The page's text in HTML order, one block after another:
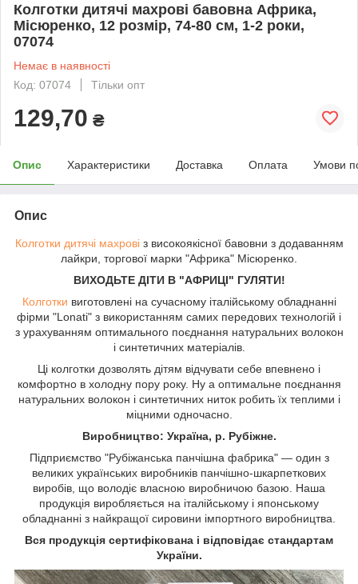
Колготки дитячі махрові бавовна Африка,
Місюренко, 12 розмір, 74-80 см, 1-2 роки,
07074
Немає в наявності
Код: 07074
Тільки опт
129,70 ₴
Опис Характеристики Доставка Оплата Умови
Опис
Колготки дитячі махровіз високоякісної бавовни з додаванням
лайкри, торгової марки "Африка" Місюренко.
ВИХОДЬТЕ ДІТИ В "АФРИЦІ" ГУЛЯТИ!
Колготки виготовлені на сучасному італійському обладнанні
фірми "Lonati" з використанням самих передових технологій і
з урахуванням оптимального поєднання натуральних волокон
і синтетичних матеріалів.
Ці колготки дозволять дітям відчувати себе впевнено і
комфортно в холодну пору року. Ну а оптимальне поєднання
натуральних волокон і синтетичних ниток робить їх теплими і
міцними одночасно.
Виробництво: Україна, р. Рубіжне.
Підприємство "Рубіжанська панчішна фабрика" ― один з
великих українських виробників панчішно-шкарпеткових
виробів, що володіє власною виробничою базою. Наша
продукція виробляється на італійському і японському
обладнанні з найкращої сировини імпортного виробництва.
Вся продукція сертифікована і відповідає стандартам
України.